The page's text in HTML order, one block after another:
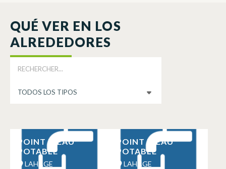
QUÉ VER EN LOS
ALREDEDORES
POINT D’EAU
POTABLE
LAHAGE
POINT D’EAU
POTABLE
LAHAGE